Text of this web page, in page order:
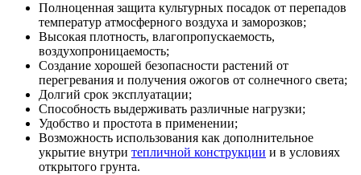
Полноценная защита культурных посадок от перепадов
температур атмосферного воздуха и заморозков;
Высокая плотность, влагопропускаемость,
воздухопроницаемость;
Создание хорошей безопасности растений от
перегревания и получения ожогов от солнечного света;
Долгий срок эксплуатации;
Способность выдерживать различные нагрузки;
Удобство и простота в применении;
Возможность использования как дополнительное
укрытие внутри тепличной конструкции и в условиях
открытого грунта.